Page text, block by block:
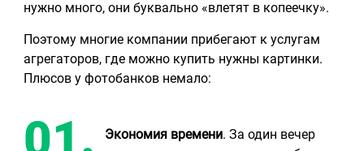
нужно много, они буквально «влетят в копеечку».
Поэтому многие компании прибегают к услугам
агрегаторов, где можно купить нужны картинки.
Плюсов у фотобанков немало:
Экономия времени. За один вечер